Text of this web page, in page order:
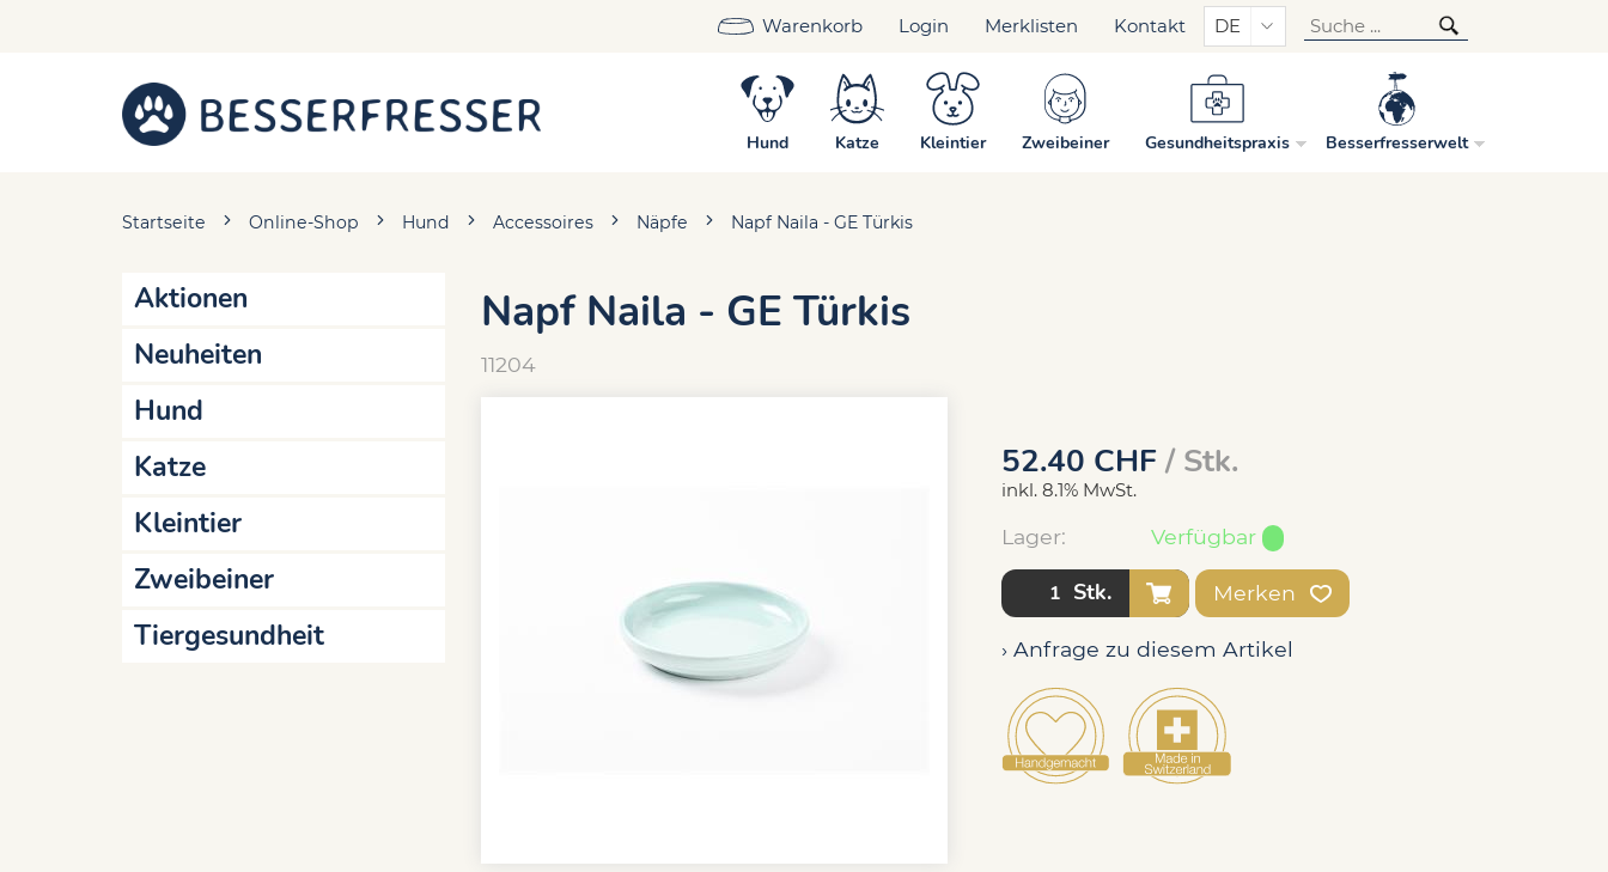
Warenkorb Login Merklisten Kontakt DE
Hund Katze Kleintier Zweibeiner Gesundheitspraxis Besserfresserwelt
Startseite Online-Shop Hund Accessoires Näpfe Napf Naila - GE Türkis
Aktionen
Neuheiten
Hund
Katze
Kleintier
Zweibeiner
Tiergesundheit
Napf Naila - GE Türkis
11204
52.40 CHF/ Stk.
inkl. 8.1% MwSt.
Lager: Verfügbar
Stk. Merken
› Anfrage zu diesem Artikel